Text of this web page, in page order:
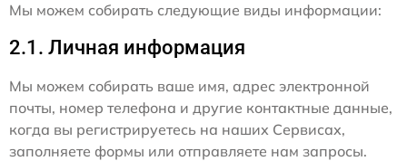
Мы можем собирать следующие виды информации:
2.1. Личная информация
Мы можем собирать ваше имя, адрес электронной
почты, номер телефона и другие контактные данные,
когда вы регистрируетесь на наших Сервисах,
заполняете формы или отправляете нам запросы.